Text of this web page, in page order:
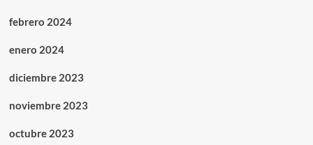
febrero 2024
enero 2024
diciembre 2023
noviembre 2023
octubre 2023